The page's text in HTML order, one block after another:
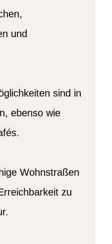
und
sind in
ebenso wie
Wohnstraßen
zu